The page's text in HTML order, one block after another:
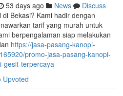
53 days ago News
Discuss
Bekasi? Kami hadir dengan
tarif yang murah untuk
berpengalaman siap melakukan
https://jasa-pasang-kanopi-
promo-jasa-pasang-kanopi-
gesit-terpercaya
Upvoted